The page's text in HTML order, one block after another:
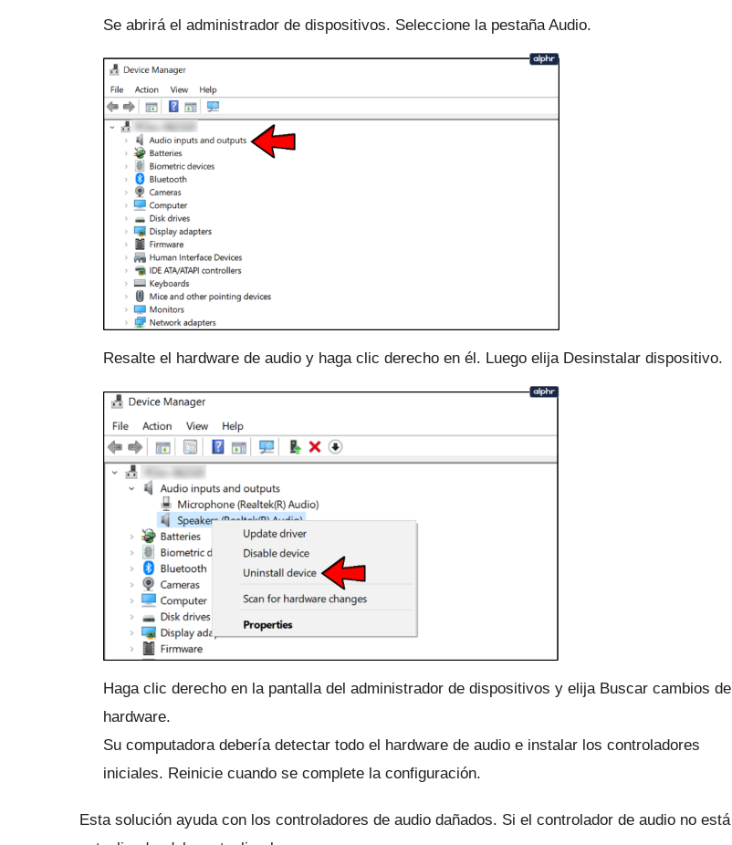
Se abrirá el administrador de dispositivos. Seleccione la pestaña Audio.
Resalte el hardware de audio y haga clic derecho en él. Luego elija Desinstalar dispositivo.
Haga clic derecho en la pantalla del administrador de dispositivos y elija Buscar cambios de
hardware.
Su computadora debería detectar todo el hardware de audio e instalar los controladores
iniciales. Reinicie cuando se complete la configuración.
Esta solución ayuda con los controladores de audio dañados. Si el controlador de audio no está